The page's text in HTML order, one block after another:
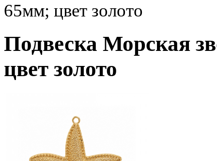
65мм; цвет золото
Подвеска Морская
цвет золото